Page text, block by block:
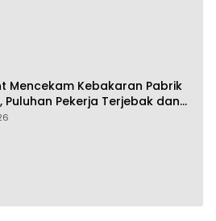
Mencekam Kebakaran Pabrik
Puluhan Pekerja Terjebak dan
Tewas